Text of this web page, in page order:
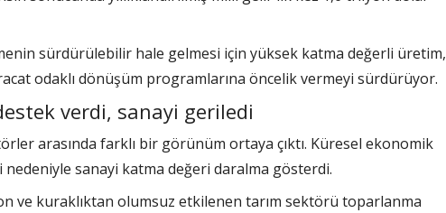
sürdürülebilir hale gelmesi için yüksek katma değerli üretim,
odaklı dönüşüm programlarına öncelik vermeyi sürdürüyor.
verdi, sanayi geriledi
arasında farklı bir görünüm ortaya çıktı. Küresel ekonomik
sanayi katma değeri daralma gösterdi.
ve kuraklıktan olumsuz etkilenen tarım sektörü toparlanma